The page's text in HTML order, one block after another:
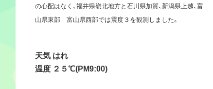
の心配はなく、福井県嶺北地方と石川県加賀、新潟県上越、富
山県東部 富山県西部では震度３を観測しました。
天気 はれ
温度 ２５℃(PM9:00)